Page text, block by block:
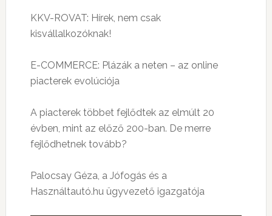
KKV-ROVAT: Hírek, nem csak
kisvállalkozóknak!
E-COMMERCE: Plázák a neten – az online
piacterek evolúciója
A piacterek többet fejlődtek az elmúlt 20
évben, mint az előző 200-ban. De merre
fejlődhetnek tovább?
Palocsay Géza, a Jófogás és a
Használtautó.hu ügyvezető igazgatója